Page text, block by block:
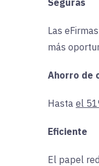
Seguras
Las
más
Ahorro de
Hasta el
Eficiente
El papel